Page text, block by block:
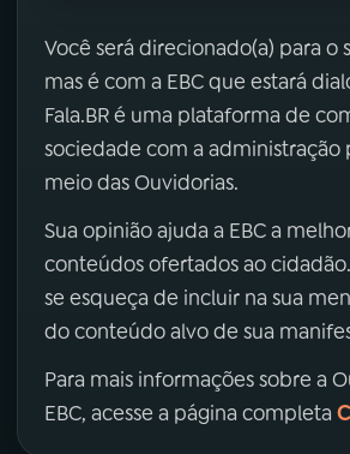
Você será direcionado(a) para o
mas é com a EBC que estará
Fala.BR é uma plataforma de
sociedade com a administração
meio das Ouvidorias.
Sua opinião ajuda a EBC a
conteúdos ofertados ao
se esqueça de incluir na sua
do conteúdo alvo de sua
Para mais informações sobre a
EBC, acesse a página completa